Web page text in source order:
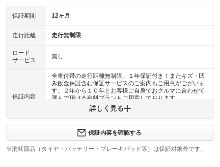
保証期間 12ヶ月
走行距離 走行無制限
ロード
サービス
無し
保証内容
全車付帯の走行距離無制限、１年保証付き！またキズ・凹
み鈑金保証含む保証サービスのご案内もご用意がございま
す。２年から１０年とお客様ご自身でおクルマに合わせて
選んで頂ける有料プランもご用意しております。
エンジンに限り１２カ月間保証致します。全国どこでも指
定修理工場、ディーラー等で修理可能です！３カ月間は車
体保証での返金キャンセルが可能です。なお、返金は車体
詳しく見る
保証内容を確認する
※消耗部品（タイヤ・バッテリー・ブレーキパッド等）は保証対象外です。